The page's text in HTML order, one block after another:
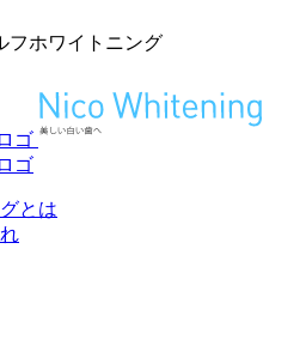
フホワイトニング
とは